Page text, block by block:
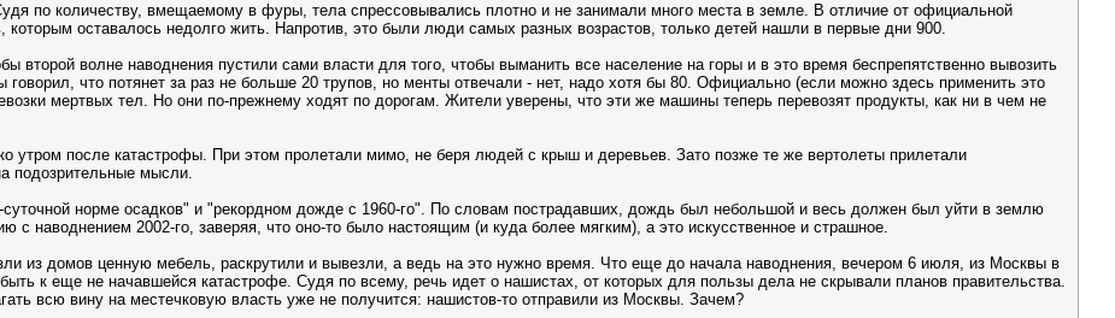
по количеству, вмещаемому в фуры, тела спрессовывались плотно и не занимали много места в земле. В отличие от официальной
которым оставалось недолго жить. Напротив, это были люди самых разных возрастов, только детей нашли в первые дни 900.
второй волне наводнения пустили сами власти для того, чтобы выманить все население на горы и в это время беспрепятственно вывозить
что потянет за раз не больше 20 трупов, но менты отвечали - нет, надо хотя бы 80. Официально (если можно здесь применить это
мертвых тел. Но они по-прежнему ходят по дорогам. Жители уверены, что эти же машины теперь перевозят продукты, как ни в чем не
утром после катастрофы. При этом пролетали мимо, не беря людей с крыш и деревьев. Зато позже те же вертолеты прилетали
подозрительные мысли.
суточной норме осадков" и "рекордном дожде с 1960-го". По словам пострадавших, дождь был небольшой и весь должен был уйти в землю
с наводнением 2002-го, заверяя, что оно-то было настоящим (и куда более мягким), а это искусственное и страшное.
из домов ценную мебель, раскрутили и вывезли, а ведь на это нужно время. Что еще до начала наводнения, вечером 6 июля, из Москвы в
к еще не начавшейся катастрофе. Судя по всему, речь идет о нашистах, от которых для пользы дела не скрывали планов правительства.
всю вину на местечковую власть уже не получится: нашистов-то отправили из Москвы. Зачем?